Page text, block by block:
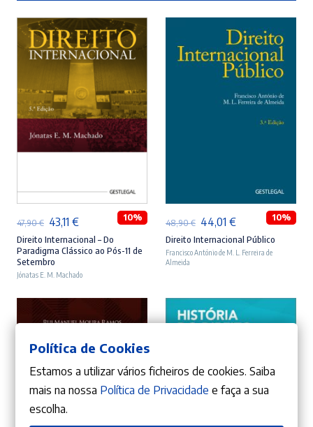
47,90€ O
preço
original
era:
47,90 €.
43,11 €O
preço
atual
é:
43,11 €.
10%
Direito Internacional – Do
Paradigma Clássico ao Pós-11 de
Setembro
Jónatas E. M. Machado
48,90€ O
preço
original
48,90 €.
44,01 €O
preço
atual
44,01 €.
10%
Direito Internacional Público
Francisco António de M. L. Ferreira de
Almeida
Política de Cookies
Estamos a utilizar vários ficheiros de cookies. Saiba
mais na nossa Política de Privacidade e faça a sua
escolha.